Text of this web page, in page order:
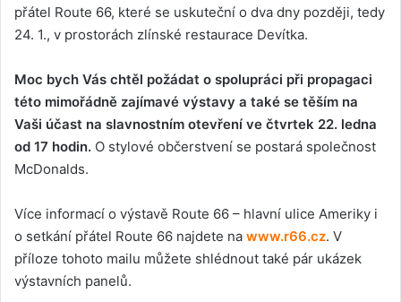
přátel Route 66, které se uskuteční o dva dny později, tedy
24. 1., v prostorách zlínské restaurace Devítka.
Moc bych Vás chtěl požádat o spolupráci při propagaci
této mimořádně zajímavé výstavy a také se těším na
Vaši účast na slavnostním otevření ve čtvrtek 22. ledna
od 17 hodin. O stylové občerstvení se postará společnost
McDonalds.
Více informací o výstavě Route 66 – hlavní ulice Ameriky i
o setkání přátel Route 66 najdete na www.r66.cz. V
příloze tohoto mailu můžete shlédnout také pár ukázek
výstavních panelů.